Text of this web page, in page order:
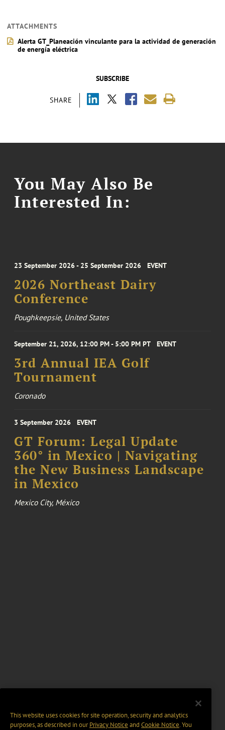
SUBSCRIBE
SHARE
ATTACHMENTS
Alerta GT_Planeación vinculante para la actividad de generación
de energía eléctrica
You May Also Be
Interested In:
23 September 2026 - 25 September 2026 EVENT
2026 Northeast Dairy
Conference
Poughkeepsie, United States
September 21, 2026, 12:00 PM - 5:00 PM PT EVENT
3rd Annual IEA Golf
Tournament
Coronado
3 September 2026 EVENT
GT Forum: Legal Update
360° in Mexico | Navigating
the New Business Landscape
in Mexico
Mexico City, México
This website uses cookies for site operation, security and analytics
purposes, as described in ourPrivacy Notice and Cookie Notice. You